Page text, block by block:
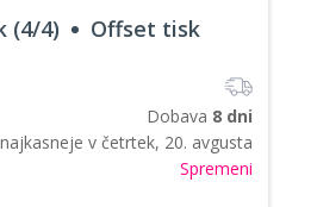
(4/4) Offset tisk
Dobava 8 dni
najkasneje v četrtek, 20. avgusta
Spremeni